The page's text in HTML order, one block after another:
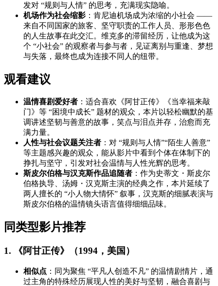
发对 “规则与人情” 的思考，充满现实隐喻。
机场作为社会缩影 ：肯尼迪机场成为浓缩的小社会 ——
来自不同国家的旅客、坚守职责的工作人员、形形色色
的人生故事在此交汇。维克多的滞留经历，让他成为这
个 “小社会” 的观察者与参与者，见证离别与重逢、梦想
与失落，最终也成为连接不同人的纽带。
观看建议
温情喜剧爱好者 ：适合喜欢《阿甘正传》《当幸福来敲
门》等 “困境中成长” 题材的观众，本片以轻松幽默的基
调讲述坚韧与善意的故事，笑点与泪点并存，治愈而充
满力量。
人性与社会议题关注者 ：对 “规则与人情”“陌生人善意”
等主题感兴趣的观众，能从影片中看到个体在体制下的
挣扎与坚守，引发对社会温情与人性光辉的思考。
斯皮尔伯格与汉克斯作品追随者 ：作为史蒂文・斯皮尔
伯格执导、汤姆・汉克斯主演的经典之作，本片延续了
两人擅长的 “小人物大情怀” 叙事，汉克斯的细腻表演与
斯皮尔伯格的温情镜头语言值得细细品味。
同类型影片推荐
1. 《阿甘正传》（1994，美国）
相似点 ：同为聚焦 “平凡人创造不凡” 的温情剧情片，通
过主角的特殊经历展现人性的美好与坚韧，融合喜剧与